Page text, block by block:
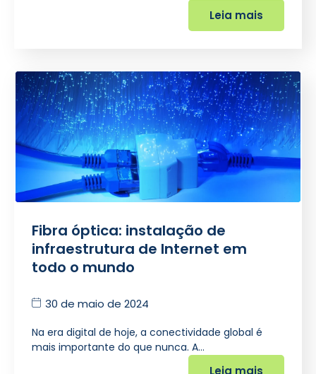
Leia mais
Fibra óptica: instalação de
infraestrutura de Internet em
todo o mundo
30 de maio de 2024
Na era digital de hoje, a conectividade global é
mais importante do que nunca. A…
Leia mais